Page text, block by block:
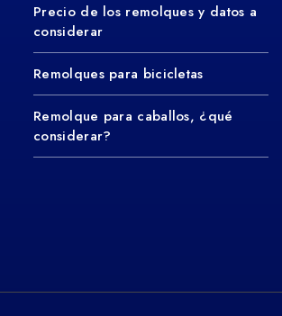
Precio de los remolques y datos a
considerar
Remolques para bicicletas
Remolque para caballos, ¿qué
considerar?